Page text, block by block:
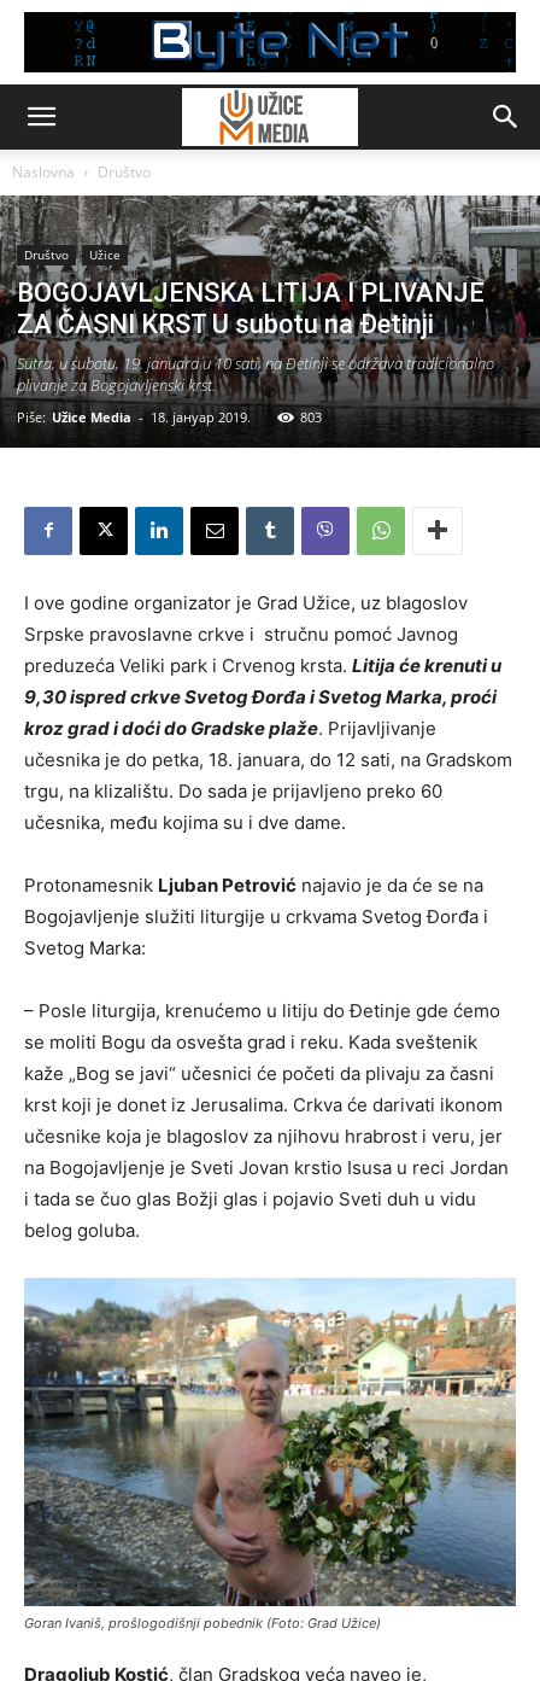
Naslovna Društvo
Društvo Užice
BOGOJAVLJENSKA LITIJA I PLIVANJE
ZA ČASNI KRST U subotu na Đetinji
Sutra, u subotu, 19. januara u 10 sati, na Đetinji se održava tradicionalno
plivanje za Bogojavljenski krst.
Piše: Užice Media - 18. јануар 2019. 803
I ove godine organizator je Grad Užice, uz blagoslov
Srpske pravoslavne crkve i stručnu pomoć Javnog
preduzeća Veliki park i Crvenog krsta. Litija će krenuti u
9,30 ispred crkve Svetog Đorđa i Svetog Marka, proći
kroz grad i doći do Gradske plaže. Prijavljivanje
učesnika je do petka, 18. januara, do 12 sati, na Gradskom
trgu, na klizalištu. Do sada je prijavljeno preko 60
učesnika, među kojima su i dve dame.
Protonamesnik Ljuban Petrović najavio je da će se na
Bogojavljenje služiti liturgije u crkvama Svetog Đorđa i
Svetog Marka:
– Posle liturgija, krenućemo u litiju do Đetinje gde ćemo
se moliti Bogu da osvešta grad i reku. Kada sveštenik
kaže „Bog se javi“ učesnici će početi da plivaju za časni
krst koji je donet iz Jerusalima. Crkva će darivati ikonom
učesnike koja je blagoslov za njihovu hrabrost i veru, jer
na Bogojavljenje je Sveti Jovan krstio Isusa u reci Jordan
i tada se čuo glas Božji glas i pojavio Sveti duh u vidu
belog goluba.
Goran Ivaniš, prošlogodišnji pobednik (Foto: Grad Užice)
Dragoljub Kostić, član Gradskog veća naveo je,